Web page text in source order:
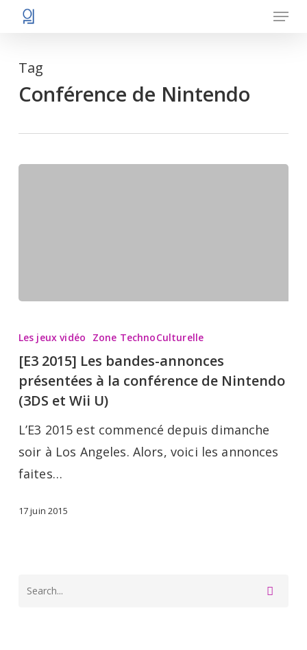
Skip
content
Menu
Tag
Conférence de Nintendo
2015]
Les
bandes-
annonces
présentées
la
de
Wii
Les jeux vidéo Zone TechnoCulturelle
[E3 2015] Les bandes-annonces
présentées à la conférence de Nintendo
(3DS et Wii U)
L’E3 2015 est commencé depuis dimanche
soir à Los Angeles. Alors, voici les annonces
faites…
17 juin 2015